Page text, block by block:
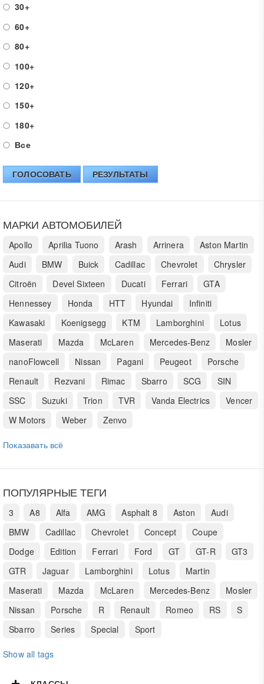
30+
60+
80+
100+
120+
150+
180+
Все
ГОЛОСОВАТЬ РЕЗУЛЬТАТЫ
МАРКИ АВТОМОБИЛЕЙ
Apollo Aprilia Tuono Arash Arrinera
Aston Martin
Audi
BMW Buick Cadillac Chevrolet
Chrysler
Citroën
Devel Sixteen Ducati Ferrari
GTA
Hennessey
Honda HTT Hyundai
Infiniti
Kawasaki
Koenigsegg KTM Lamborghini
Lotus
Maserati
Mazda McLaren Mercedes-Benz
Mosler
nanoFlowcell
Nissan Pagani Peugeot
Porsche
Renault
Rezvani Rimac Sbarro SCG
SIN
SSC
Suzuki Trion TVR Vanda Electrics
Vencer
W Motors
Weber Zenvo
Показавать всё
ПОПУЛЯРНЫЕ ТЕГИ
3 A8 Alfa AMG Asphalt 8 Aston
Audi
BMW
Cadillac Chevrolet Concept
Coupe
Dodge
Edition Ferrari Ford GT GT-R
GT3
GTR
Jaguar Lamborghini Lotus
Martin
Maserati
Mazda McLaren Mercedes-Benz
Mosler
Nissan
Porsche R Renault Romeo RS
S
Sbarro
Series Special Sport
Show all tags